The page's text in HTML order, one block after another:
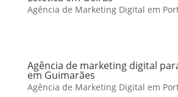
Agência de Marketing Digital em
Agência de marketing digital
em Guimarães
Agência de Marketing Digital em